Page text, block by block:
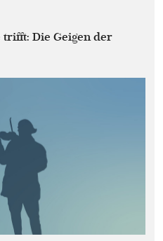
trifft: Die Geigen der